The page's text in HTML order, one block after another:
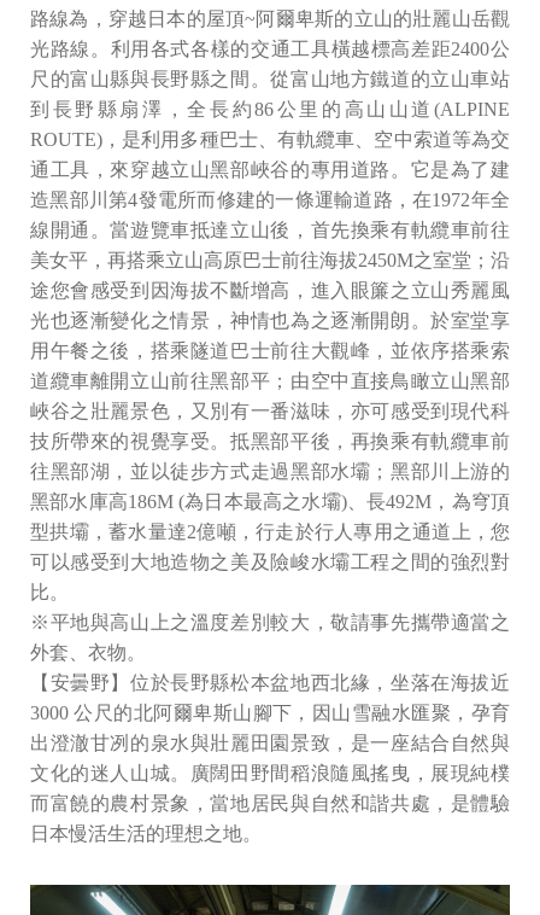
路線為，穿越日本的屋頂~阿爾卑斯的立山的壯麗山岳觀
光路線。利用各式各樣的交通工具橫越標高差距2400公
尺的富山縣與長野縣之間。從富山地方鐵道的立山車站
到長野縣扇澤，全長約86公里的高山山道(ALPINE
ROUTE)，是利用多種巴士、有軌纜車、空中索道等為交
通工具，來穿越立山黑部峽谷的專用道路。它是為了建
造黑部川第4發電所而修建的一條運輸道路，在1972年全
線開通。當遊覽車抵達立山後，首先換乘有軌纜車前往
美女平，再搭乘立山高原巴士前往海拔2450M之室堂；沿
途您會感受到因海拔不斷增高，進入眼簾之立山秀麗風
光也逐漸變化之情景，神情也為之逐漸開朗。於室堂享
用午餐之後，搭乘隧道巴士前往大觀峰，並依序搭乘索
道纜車離開立山前往黑部平；由空中直接鳥瞰立山黑部
峽谷之壯麗景色，又別有一番滋味，亦可感受到現代科
技所帶來的視覺享受。抵黑部平後，再換乘有軌纜車前
往黑部湖，並以徒步方式走過黑部水壩；黑部川上游的
黑部水庫高186M (為日本最高之水壩)、長492M，為穹頂
型拱壩，蓄水量達2億噸，行走於行人專用之通道上，您
可以感受到大地造物之美及險峻水壩工程之間的強烈對
比。
※平地與高山上之溫度差別較大，敬請事先攜帶適當之
外套、衣物。
【安曇野】位於長野縣松本盆地西北緣，坐落在海拔近
3000 公尺的北阿爾卑斯山腳下，因山雪融水匯聚，孕育
出澄澈甘冽的泉水與壯麗田園景致，是一座結合自然與
文化的迷人山城。廣闊田野間稻浪隨風搖曳，展現純樸
而富饒的農村景象，當地居民與自然和諧共處，是體驗
日本慢活生活的理想之地。